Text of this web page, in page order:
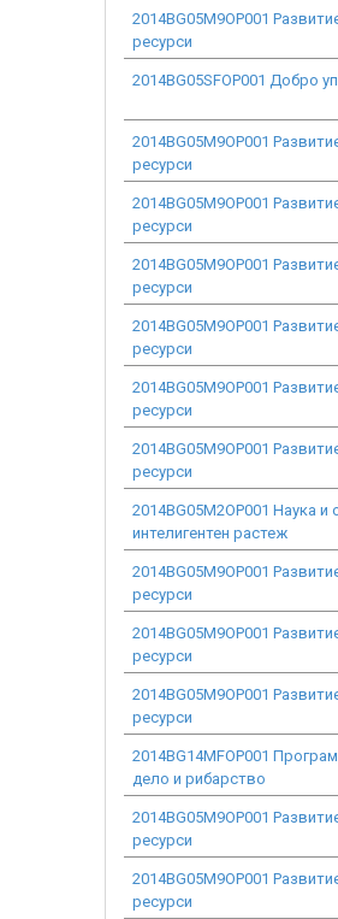
2014BG05M9OP001
ресурси
2014BG05SFOP001 Добро
2014BG05M9OP001
ресурси
2014BG05M9OP001
ресурси
2014BG05M9OP001
ресурси
2014BG05M9OP001
ресурси
2014BG05M9OP001
ресурси
2014BG05M9OP001
ресурси
2014BG05M2OP001 Наука и
интелигентен растеж
2014BG05M9OP001
ресурси
2014BG05M9OP001
ресурси
2014BG05M9OP001
ресурси
2014BG14MFOP001
дело и рибарство
2014BG05M9OP001
ресурси
2014BG05M9OP001
ресурси